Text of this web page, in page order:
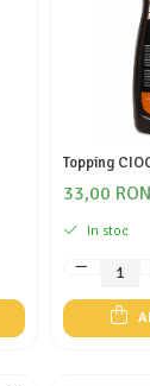
33,00 RON
In stoc